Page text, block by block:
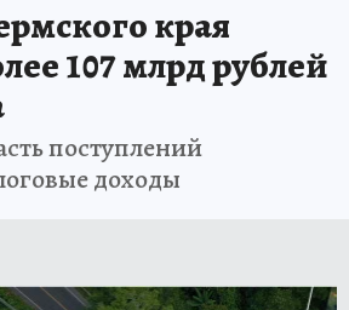
края
107 млрд рублей
поступлений
доходы